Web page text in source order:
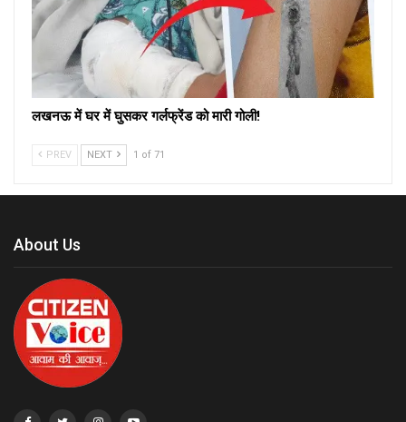
लखनऊ में घर में घुसकर गर्लफ्रेंड को मारी गोली!
PREV NEXT 1 of 71
About Us